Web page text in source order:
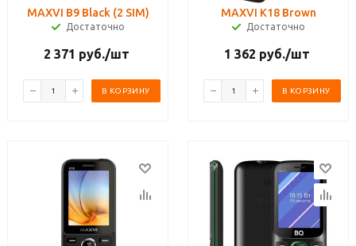
MAXVI B9 Black (2 SIM)
Достаточно
2 371 руб./шт
В КОРЗИНУ
MAXVI K18 Brown
Достаточно
1 362 руб./шт
В КОРЗИНУ